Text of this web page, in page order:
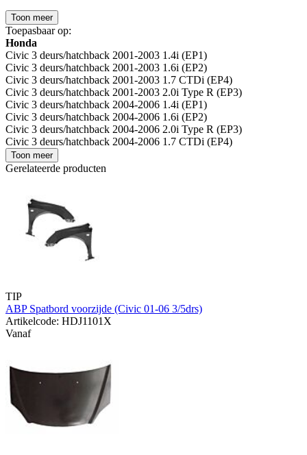
Toon meer
Toepasbaar op:
Honda
Civic 3 deurs/hatchback 2001-2003 1.4i (EP1)
Civic 3 deurs/hatchback 2001-2003 1.6i (EP2)
Civic 3 deurs/hatchback 2001-2003 1.7 CTDi (EP4)
Civic 3 deurs/hatchback 2001-2003 2.0i Type R (EP3)
Civic 3 deurs/hatchback 2004-2006 1.4i (EP1)
Civic 3 deurs/hatchback 2004-2006 1.6i (EP2)
Civic 3 deurs/hatchback 2004-2006 2.0i Type R (EP3)
Civic 3 deurs/hatchback 2004-2006 1.7 CTDi (EP4)
Toon meer
Gerelateerde producten
TIP
ABP Spatbord voorzijde (Civic 01-06 3/5drs)
Artikelcode: HDJ1101X
Vanaf